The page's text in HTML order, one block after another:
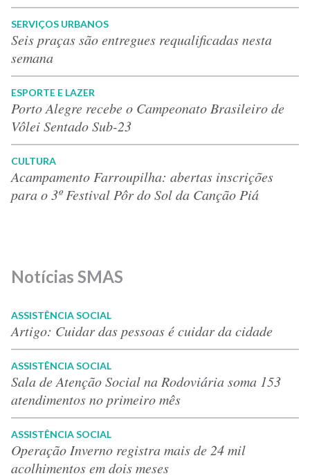
SERVIÇOS URBANOS
Seis praças são entregues requalificadas nesta
semana
ESPORTE E LAZER
Porto Alegre recebe o Campeonato Brasileiro de
Vôlei Sentado Sub-23
CULTURA
Acampamento Farroupilha: abertas inscrições
para o 3º Festival Pôr do Sol da Canção Piá
Notícias SMAS
ASSISTÊNCIA SOCIAL
Artigo: Cuidar das pessoas é cuidar da cidade
ASSISTÊNCIA SOCIAL
Sala de Atenção Social na Rodoviária soma 153
atendimentos no primeiro mês
ASSISTÊNCIA SOCIAL
Operação Inverno registra mais de 24 mil
acolhimentos em dois meses